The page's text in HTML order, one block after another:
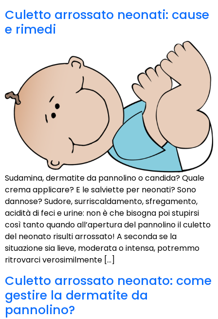
Culetto arrossato neonati: cause
e rimedi
Sudamina, dermatite da pannolino o candida? Quale
crema applicare? E le salviette per neonati? Sono
dannose? Sudore, surriscaldamento, sfregamento,
acidità di feci e urine: non è che bisogna poi stupirsi
così tanto quando all’apertura del pannolino il culetto
del neonato risulti arrossato! A seconda se la
situazione sia lieve, moderata o intensa, potremmo
ritrovarci verosimilmente […]
Culetto arrossato neonato: come
gestire la dermatite da
pannolino?